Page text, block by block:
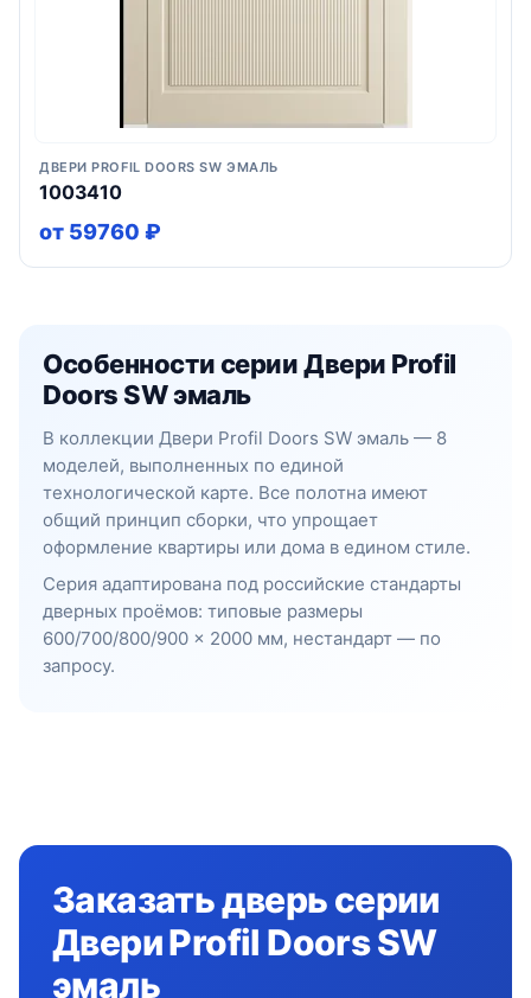
ДВЕРИ PROFIL DOORS SW ЭМАЛЬ
1003410
от 59760 ₽
Особенности серии Двери Profil
Doors SW эмаль
В коллекции Двери Profil Doors SW эмаль — 8
моделей, выполненных по единой
технологической карте. Все полотна имеют
общий принцип сборки, что упрощает
оформление квартиры или дома в едином стиле.
Серия адаптирована под российские стандарты
дверных проёмов: типовые размеры
600/700/800/900 × 2000 мм, нестандарт — по
запросу.
Заказать дверь серии
Двери Profil Doors SW
эмаль